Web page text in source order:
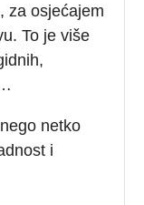
za osjećajem
To je više
netko
i